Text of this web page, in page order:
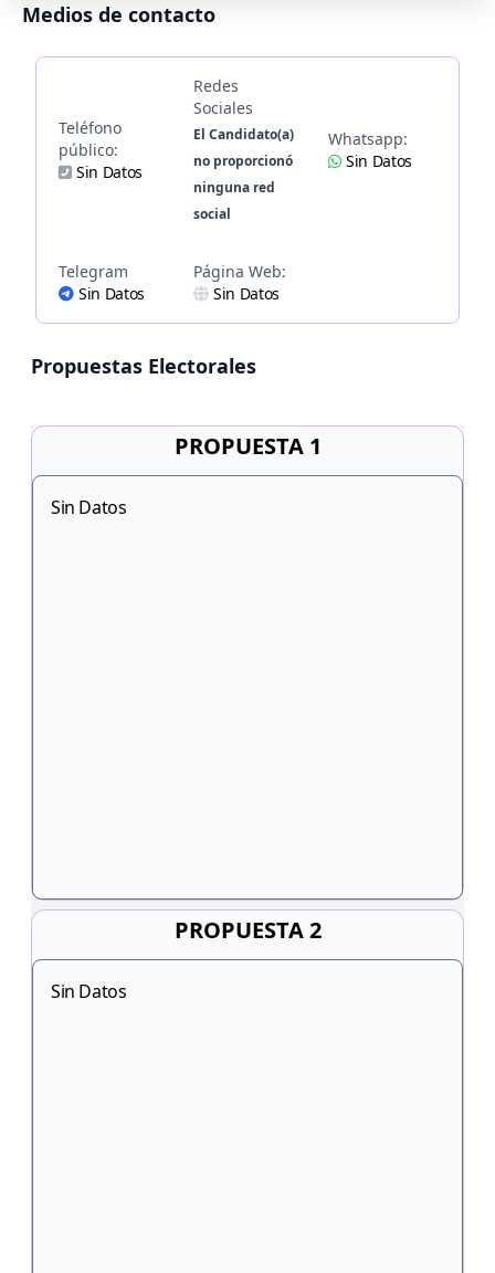
Medios de contacto
Teléfono
público:
Sin Datos
Redes
Sociales
El Candidato(a)
no proporcionó
ninguna red
social
Whatsapp:
Sin Datos
Telegram
Sin Datos
Página Web:
Sin Datos
Propuestas Electorales
PROPUESTA 1
Sin Datos
PROPUESTA 2
Sin Datos